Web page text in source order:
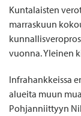
Kuntalaisten
marraskuun
vuonna. Yleinen
Infrahankkeissa
alueita muun
Pohjanniittyyn